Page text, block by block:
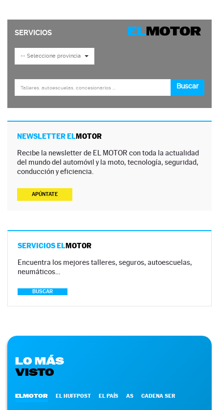
NEWSLETTER ELMOTOR
Recibe la newsletter de EL MOTOR con toda la actualidad
del mundo del automóvil y la moto, tecnología, seguridad,
conducción y eficiencia.
APÚNTATE
SERVICIOS ELMOTOR
Encuentra los mejores talleres, seguros, autoescuelas,
neumáticos…
BUSCAR
LO MÁS
VISTO
ELMOTOR EL HUFFPOST EL PAÍS AS CADENA SER